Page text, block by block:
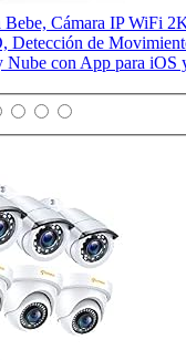
Cámara IP WiFi
Detección de
con App para iOS